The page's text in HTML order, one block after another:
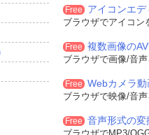
Free アイコンエデ
ブラウザでアイコン
Free 複数画像の
ブラウザで画像/音
Free Webカメラ
ブラウザで映像/音
Free 音声形式の変